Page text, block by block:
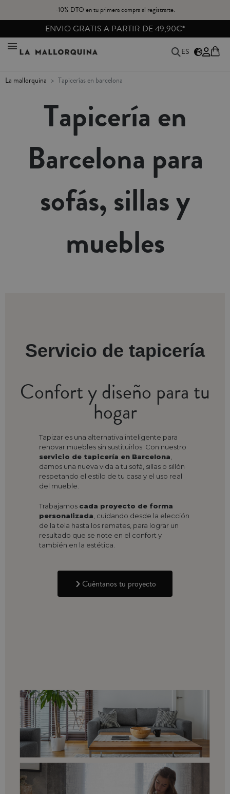
-10% DTO en tu primera compra al registrarte.
REBAJAS HASTA -40%
ES
la mallorquina tapicerías en barcelona
Tapicería en
Barcelona para
sofás, sillas y
muebles
Servicio de tapicería
Confort y diseño para tu
hogar
Tapizar es una alternativa inteligente para
renovar muebles sin sustituirlos. Con nuestro
servicio de tapicería en Barcelona
damos una nueva vida a tu sofá, sillas o sillón
respetando el estilo de tu casa y el uso real
del mueble.
Trabajamos cada proyecto de forma
personalizada , cuidando desde la elección
de la tela hasta los remates, para lograr un
resultado que se note en el confort y
también en la estética.
Cuéntanos tu proyecto